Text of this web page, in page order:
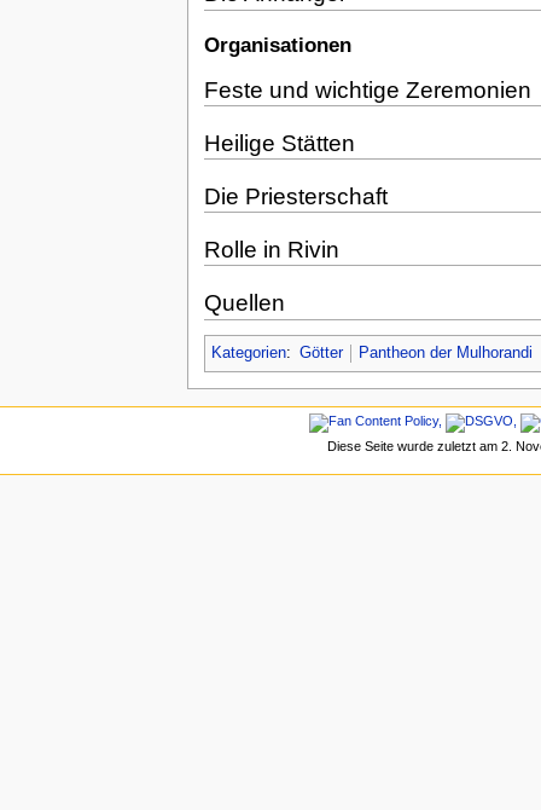
Organisationen
Feste und wichtige Zeremonien
Heilige Stätten
Die Priesterschaft
Rolle in Rivin
Quellen
Kategorien: Götter Pantheon der Mulhorandi
Diese Seite wurde zuletzt am 2.